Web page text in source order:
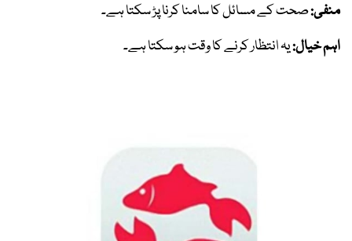
منفی:صحت کے مسائل کا سامنا کرنا پڑ سکتا ہے۔
اہم خیال:یہ انتظار کرنے کا وقت ہو سکتا ہے۔